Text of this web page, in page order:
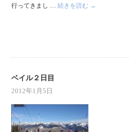
行ってきまし …続きを読む →
ベイル２日目
2012年1月5日